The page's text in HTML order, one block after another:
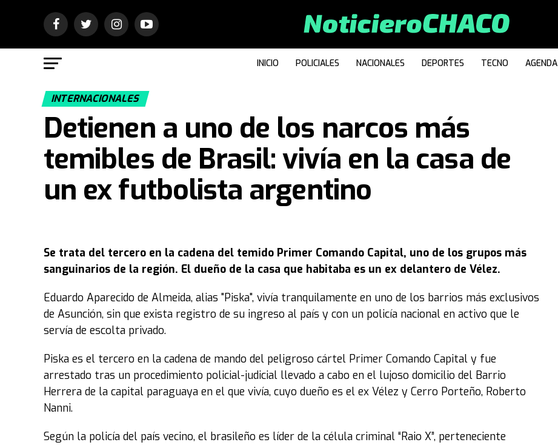
INICIO POLICIALES NACIONALES DEPORTES TECNO AGENDA
INTERNACIONALES
Detienen a uno de los narcos más
temibles de Brasil: vivía en la casa de
un ex futbolista argentino
Se trata del tercero en la cadena del temido Primer Comando Capital, uno de los grupos más
sanguinarios de la región. El dueño de la casa que habitaba es un ex delantero de Vélez.
Eduardo Aparecido de Almeida, alias "Piska", vivía tranquilamente en uno de los barrios más exclusivos
de Asunción, sin que exista registro de su ingreso al país y con un policía nacional en activo que le
servía de escolta privado.
Piska es el tercero en la cadena de mando del peligroso cártel Primer Comando Capital y fue
arrestado tras un procedimiento policial-judicial llevado a cabo en el lujoso domicilio del Barrio
Herrera de la capital paraguaya en el que vivía, cuyo dueño es el ex Vélez y Cerro Porteño, Roberto
Nanni.
Según la policía del país vecino, el brasileño es líder de la célula criminal “Raio X”, perteneciente